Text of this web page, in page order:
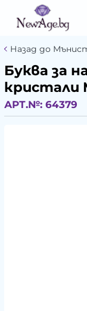
Назад до
Буква за
кристали
АРТ.№: 64379